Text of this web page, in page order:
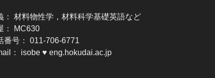
： 材料物性学，材料科学基礎英語など
： MC630
番号： 011-706-6771
： isobe ♥ eng.hokudai.ac.jp